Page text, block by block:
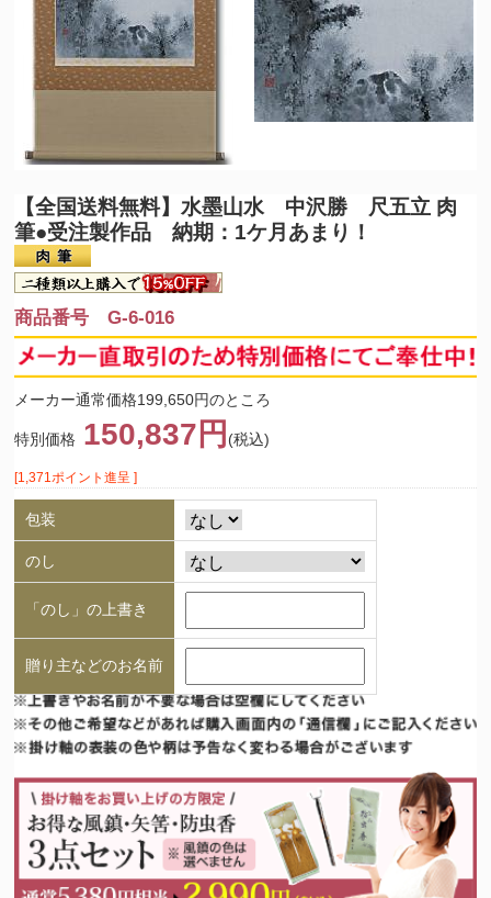
【全国送料無料】水墨山水 中沢勝 尺五立 肉
筆●受注製作品 納期：1ケ月あまり！
商品番号 G-6-016
メーカー通常価格199,650円のところ
特別価格 150,837円 (税込)
[1,371ポイント進呈 ]
包装
のし
「のし」の上書き
贈り主などのお名前